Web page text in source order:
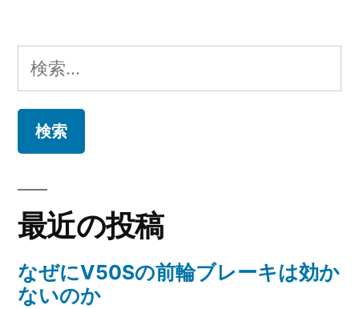
ー
シ
ョ
ン
検
索:
最近の投稿
なぜにV50Sの前輪ブレーキは効か
ないのか